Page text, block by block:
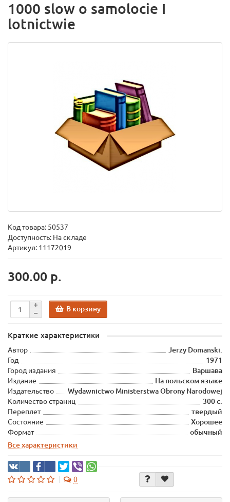
1000 slow o samolocie I
lotnictwie
Код товара: 50537
Доступность: На складе
Артикул: 11172019
300.00 р.
В корзину
Краткие характеристики
Автор
Jerzy Domanski.
Год
1971
Город издания
Варшава
Издание
На польском языке
Издательство
Wydawnictwo Ministerstwa Obrony Narodowej
Количество страниц
300 с.
Переплет
твердый
Состояние
Хорошее
Формат
обычный
Все характеристики
0